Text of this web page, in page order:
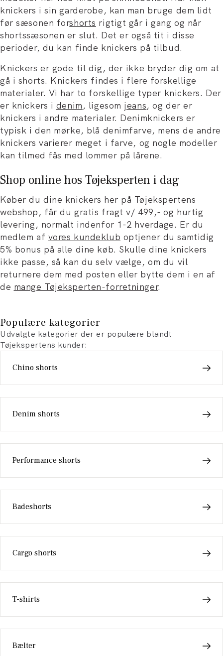
knickers i sin garderobe, kan man bruge dem lidt
før sæsonen forshorts rigtigt går i gang og når
shortssæsonen er slut. Det er også tit i disse
perioder, du kan finde knickers på tilbud.
Knickers er gode til dig, der ikke bryder dig om at
gå i shorts. Knickers findes i flere forskellige
materialer. Vi har to forskellige typer knickers. Der
er knickers i denim, ligesom jeans, og der er
knickers i andre materialer. Denimknickers er
typisk i den mørke, blå denimfarve, mens de andre
knickers varierer meget i farve, og nogle modeller
kan tilmed fås med lommer på lårene.
Shop online hos Tøjeksperten i dag
Køber du dine knickers her på Tøjekspertens
webshop, får du gratis fragt v/ 499,- og hurtig
levering, normalt indenfor 1-2 hverdage. Er du
medlem af vores kundeklub optjener du samtidig
5% bonus på alle dine køb. Skulle dine knickers
ikke passe, så kan du selv vælge, om du vil
returnere dem med posten eller bytte dem i en af
de mange Tøjeksperten-forretninger.
Populære kategorier
Udvalgte kategorier der er populære blandt
Tøjekspertens kunder:
Chino shorts
Denim shorts
Performance shorts
Badeshorts
Cargo shorts
T-shirts
Bælter